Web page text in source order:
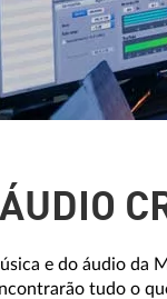
e do áudio da
tudo o